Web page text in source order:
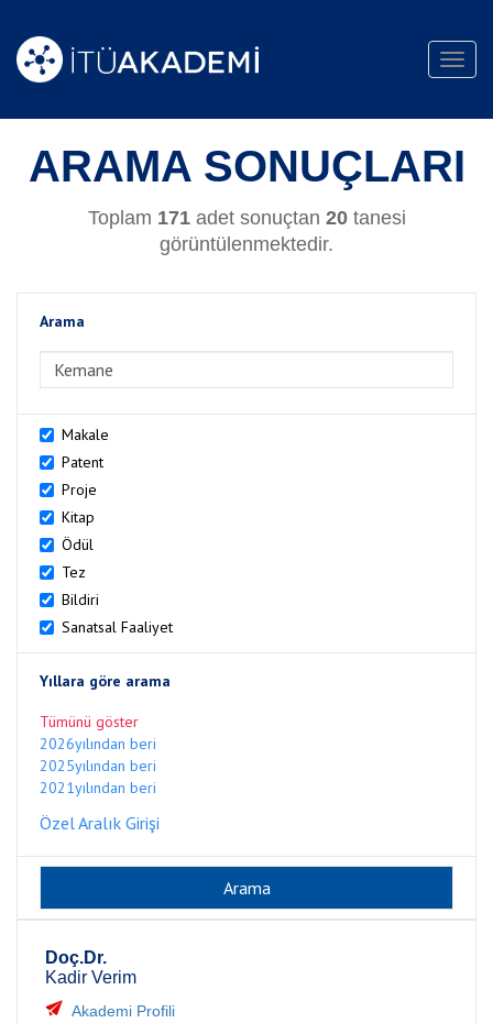
ARAMA SONUÇLARI
Toplam 171adet sonuçtan 20tanesi
görüntülenmektedir.
Arama
Makale
Patent
Proje
Kitap
Ödül
Tez
Bildiri
Sanatsal Faaliyet
Yıllara göre arama
Tümünü göster
2026yılından beri
2025yılından beri
2021yılından beri
Özel Aralık Girişi
Doç.Dr.
Kadir Verim
Akademi Profili